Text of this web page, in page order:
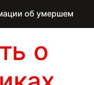
об умершем
о